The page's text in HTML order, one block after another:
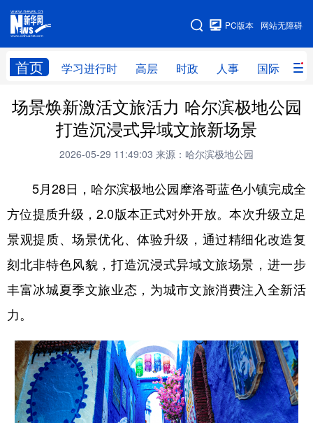
网站无障碍
PC版本
首页 学习进行时 高层 时政 人事 国际 财
网站地图
学习进行时 高层 时政 人事
财经 网评
全球连线
科技 科普 体育 文化
健康 军事 访谈 视频
食品 人居 信息化 乡村振兴
会展 彩票 娱乐 时尚
悦读 公益 书画 一带一路
亚太网 上市公司 投教基地
场景焕新激活文旅活力 哈尔滨极地公园
打造沉浸式异域文旅新场景
2026-05-29 11:49:03 来源：哈尔滨极地公园
5月28日，哈尔滨极地公园摩洛哥蓝色小镇完成全
方位提质升级，2.0版本正式对外开放。本次升级立足
景观提质、场景优化、体验升级，通过精细化改造复
刻北非特色风貌，打造沉浸式异域文旅场景，进一步
丰富冰城夏季文旅业态，为城市文旅消费注入全新活
力。